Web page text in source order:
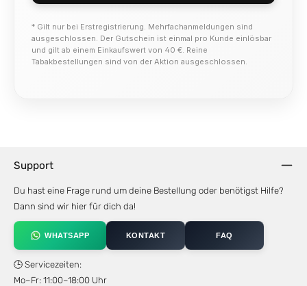
* Gilt nur bei Erstregistrierung. Mehrfachanmeldungen sind
ausgeschlossen. Der Gutschein ist einmal pro Kunde einlösbar
und gilt ab einem Einkaufswert von 40 €. Reine
Tabakbestellungen sind von der Aktion ausgeschlossen.
Support
Du hast eine Frage rund um deine Bestellung oder benötigst Hilfe?
Dann sind wir hier für dich da!
WHATSAPP KONTAKT FAQ
🕒 Servicezeiten:
Mo–Fr: 11:00–18:00 Uhr